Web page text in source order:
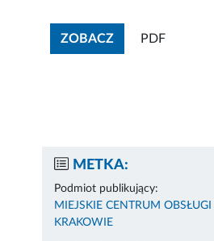
ZOBACZZOBACZ
PDF
METKA:
Podmiot publikujący:
MIEJSKIE CENTRUM
KRAKOWIE